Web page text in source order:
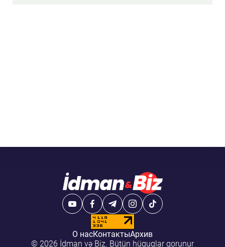
О насКонтактыАрхив
© 2026 İdman və Biz. Bütün hüquqlar qorunur